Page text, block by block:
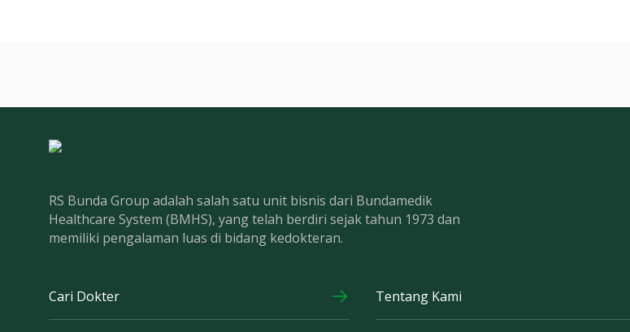
RS Bunda Group adalah salah satu unit bisnis dari Bundamedik
Healthcare System (BMHS), yang telah berdiri sejak tahun 1973 dan
memiliki pengalaman luas di bidang kedokteran.
Cari Dokter Tentang Kami